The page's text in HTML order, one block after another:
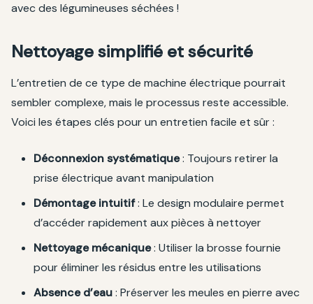
avec des légumineuses séchées !
Nettoyage simplifié et sécurité
L’entretien de ce type de machine électrique pourrait
sembler complexe, mais le processus reste accessible.
Voici les étapes clés pour un entretien facile et sûr :
Déconnexion systématique: Toujours retirer la
prise électrique avant manipulation
Démontage intuitif: Le design modulaire permet
d’accéder rapidement aux pièces à nettoyer
Nettoyage mécanique: Utiliser la brosse fournie
pour éliminer les résidus entre les utilisations
Absence d’eau: Préserver les meules en pierre avec